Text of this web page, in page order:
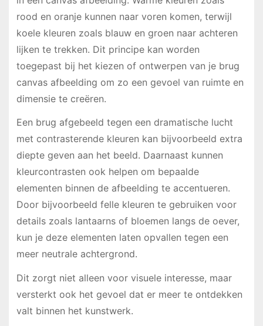
rood en oranje kunnen naar voren komen, terwijl
koele kleuren zoals blauw en groen naar achteren
lijken te trekken. Dit principe kan worden
toegepast bij het kiezen of ontwerpen van je brug
canvas afbeelding om zo een gevoel van ruimte en
dimensie te creëren.
Een brug afgebeeld tegen een dramatische lucht
met contrasterende kleuren kan bijvoorbeeld extra
diepte geven aan het beeld. Daarnaast kunnen
kleurcontrasten ook helpen om bepaalde
elementen binnen de afbeelding te accentueren.
Door bijvoorbeeld felle kleuren te gebruiken voor
details zoals lantaarns of bloemen langs de oever,
kun je deze elementen laten opvallen tegen een
meer neutrale achtergrond.
Dit zorgt niet alleen voor visuele interesse, maar
versterkt ook het gevoel dat er meer te ontdekken
valt binnen het kunstwerk.